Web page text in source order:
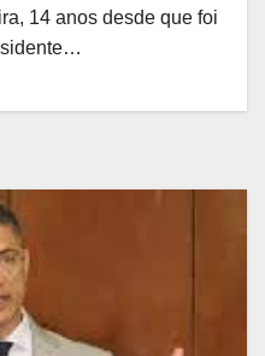
14 anos desde que foi